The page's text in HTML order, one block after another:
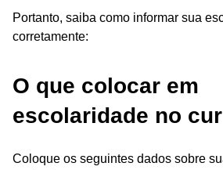
Portanto, saiba como informar sua
corretamente:
O que colocar em
escolaridade no
Coloque os seguintes dados sobre